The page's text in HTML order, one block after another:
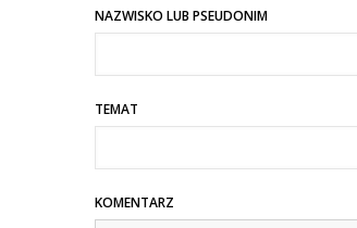
.
NAZWISKO LUB PSEUDONIM
TEMAT
KOMENTARZ